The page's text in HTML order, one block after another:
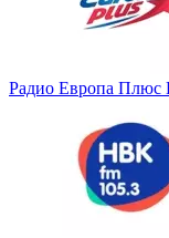
Радио Европа Плюс